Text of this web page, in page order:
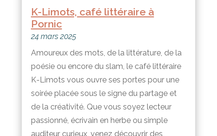
K-Limots, café littéraire à
Pornic
24 mars 2025
Amoureux des mots, de la littérature, de la
poésie ou encore du slam, le café littéraire
K-Limots vous ouvre ses portes pour une
soirée placée sous le signe du partage et
de la créativité. Que vous soyez lecteur
passionné, écrivain en herbe ou simple
auditeur curieux, venez découvrir des